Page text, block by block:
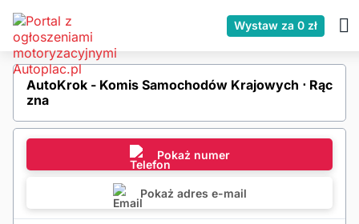
Wystaw za 0 zł
AutoKrok - Komis Samochodów Krajowych ⋅ Rąc
zna
Pokaż numer
Pokaż adres e-mail